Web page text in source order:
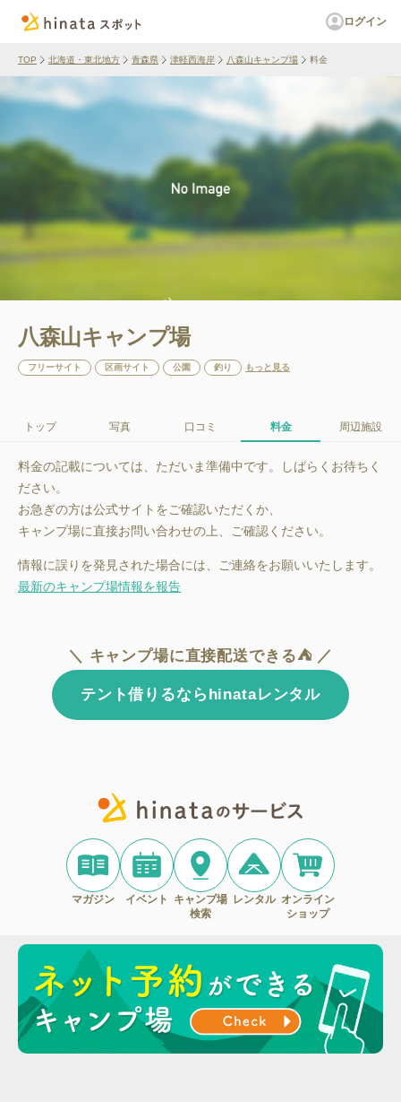
ログイン
TOP 北海道・東北地方 青森県 津軽西海岸 八森山キャンプ場 料金
八森山キャンプ場
フリーサイト 区画サイト 公園 釣り もっと見る
トップ 写真 口コミ 料金 周辺施設
料金の記載については、ただいま準備中です。しばらくお待ちく
ださい。
お急ぎの方は公式サイトをご確認いただくか、
キャンプ場に直接お問い合わせの上、ご確認ください。
情報に誤りを発見された場合には、ご連絡をお願いいたします。
最新のキャンプ場情報を報告
＼ キャンプ場に直接配送できる⛺ ／
テント借りるならhinataレンタル
マガジン イベント
キャンプ場
検索
レンタル オンライン
ショップ